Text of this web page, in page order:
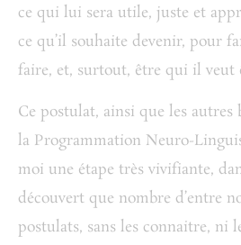
ce qui lui sera utile, juste et
ce qu’il souhaite devenir, pour
faire, et, surtout, être qui il veut
Ce postulat, ainsi que les autres
la Programmation Neuro-
moi une étape très vivifiante,
découvert que nombre d’entre
postulats, sans les connaitre, ni